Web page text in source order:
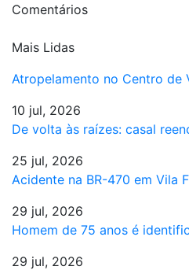
Comentários
Mais Lidas
Atropelamento no Centro de
10 jul, 2026
De volta às raízes: casal
25 jul, 2026
Acidente na BR-470 em Vila
29 jul, 2026
Homem de 75 anos é
29 jul, 2026